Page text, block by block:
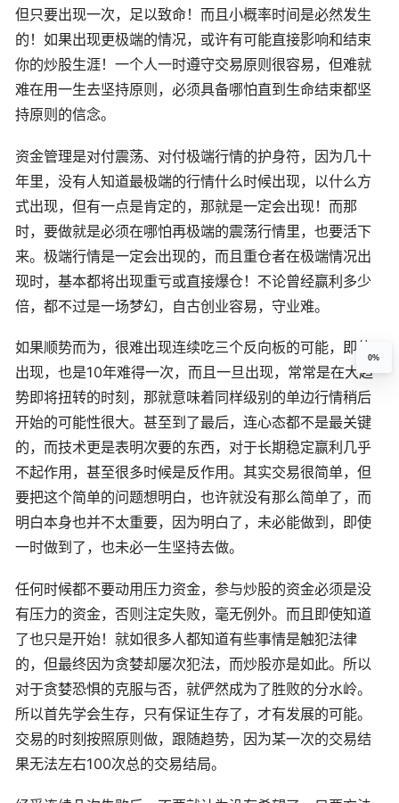
但只要出现一次，足以致命！而且小概率时间是必然发生
的！如果出现更极端的情况，或许有可能直接影响和结束
你的炒股生涯！一个人一时遵守交易原则很容易，但难就
难在用一生去坚持原则，必须具备哪怕直到生命结束都坚
持原则的信念。
资金管理是对付震荡、对付极端行情的护身符，因为几十
年里，没有人知道最极端的行情什么时候出现，以什么方
式出现，但有一点是肯定的，那就是一定会出现！而那
时，要做就是必须在哪怕再极端的震荡行情里，也要活下
来。极端行情是一定会出现的，而且重仓者在极端情况出
现时，基本都将出现重亏或直接爆仓！不论曾经赢利多少
倍，都不过是一场梦幻，自古创业容易，守业难。
如果顺势而为，很难出现连续吃三个反向板的可能，即使
出现，也是10年难得一次，而且一旦出现，常常是在大趋
势即将扭转的时刻，那就意味着同样级别的单边行情稍后
开始的可能性很大。甚至到了最后，连心态都不是最关键
的，而技术更是表明次要的东西，对于长期稳定赢利几乎
不起作用，甚至很多时候是反作用。其实交易很简单，但
要把这个简单的问题想明白，也许就没有那么简单了，而
明白本身也并不太重要，因为明白了，未必能做到，即使
一时做到了，也未必一生坚持去做。
任何时候都不要动用压力资金，参与炒股的资金必须是没
有压力的资金，否则注定失败，毫无例外。而且即使知道
了也只是开始！就如很多人都知道有些事情是触犯法律
的，但最终因为贪婪却屡次犯法，而炒股亦是如此。所以
对于贪婪恐惧的克服与否，就俨然成为了胜败的分水岭。
所以首先学会生存，只有保证生存了，才有发展的可能。
交易的时刻按照原则做，跟随趋势，因为某一次的交易结
果无法左右100次总的交易结局。
0%